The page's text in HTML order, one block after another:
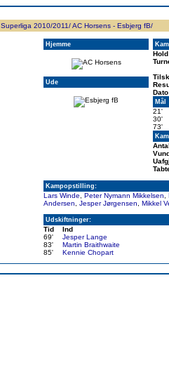
Superliga 2010/2011/AC Horsens - Esbjerg fB/
Hjemme
Ude
Mål
21'
30'
73'
Kampopstilling:
Lars Winde Peter Nymann Mikkelsen
Andersen
Jesper Jørgensen Mikkel
Udskiftninger:
Tid
Ind
69'
Jesper Lange
83'
Martin Braithwaite
85'
Kennie Chopart